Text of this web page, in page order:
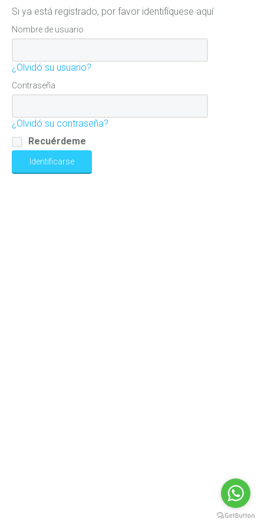
Si ya está registrado, por favor identifíquese aquí
Nombre de usuario
¿Olvidó su usuario?
Contraseña
¿Olvidó su contraseña?
Recuérdeme
Identificarse